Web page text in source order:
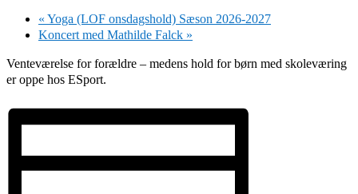
« Yoga (LOF onsdagshold) Sæson 2026-2027
Koncert med Mathilde Falck »
Venteværelse for forældre – medens hold for børn med skoleværing
er oppe hos ESport.